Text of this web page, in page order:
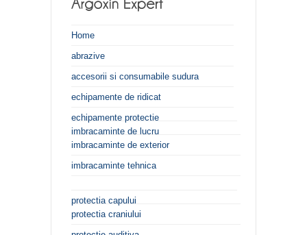
Home
abrazive
accesorii si consumabile sudura
echipamente de ridicat
echipamente protectie
imbracaminte de lucru
imbracaminte de exterior
imbracaminte tehnica
protectia capului
protectia craniului